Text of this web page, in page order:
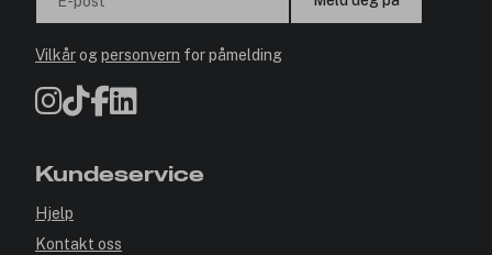
Vilkårogpersonvern for påmelding
Kundeservice
Hjelp
Kontakt oss